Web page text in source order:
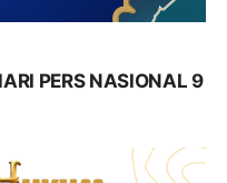
PERS NASIONAL 9